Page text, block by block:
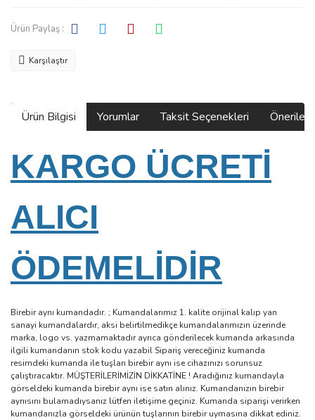
Ürün Paylaş :
Karşılaştır
Ürün Bilgisi Yorumlar Taksit Seçenekleri
KARGO ÜCRETİ
ALICI
ÖDEMELİDİR
Birebir aynı kumandadır. ; Kumandalarımız 1. kalite orijinal kalıp yan
sanayi kumandalardır, aksi belirtilmedikçe kumandalarımızın üzerinde
marka, logo vs. yazmamaktadır ayrıca gönderilecek kumanda arkasında
ilgili kumandanın stok kodu yazabil Sipariş vereceğiniz kumanda
resimdeki kumanda ile tuşları birebir aynı ise cihazınızı sorunsuz
çalıştıracaktır. MÜŞTERİLERİMİZİN DİKKATİNE ! Aradığınız kumandayla
görseldeki kumanda birebir aynı ise satın alınız. Kumandanızın birebir
aynısını bulamadıysanız lütfen iletişime geçiniz. Kumanda siparişi verirken
kumandanızla görseldeki ürünün tuşlarının birebir uymasına dikkat ediniz.